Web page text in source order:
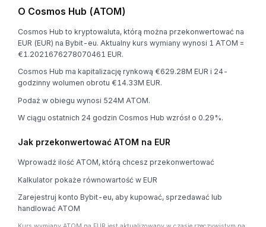
O Cosmos Hub (ATOM)
Cosmos Hub to kryptowaluta, którą można przekonwertować na
EUR (EUR) na Bybit-eu. Aktualny kurs wymiany wynosi 1 ATOM =
€1.2021676278070461 EUR.
Cosmos Hub ma kapitalizację rynkową €629.28M EUR i 24-
godzinny wolumen obrotu €14.33M EUR.
Podaż w obiegu wynosi 524M ATOM.
W ciągu ostatnich 24 godzin Cosmos Hub wzrósł o 0.29%.
Jak przekonwertować ATOM na EUR
Wprowadź ilość ATOM, którą chcesz przekonwertować
Kalkulator pokaże równowartość w EUR
Zarejestruj konto Bybit-eu, aby kupować, sprzedawać lub
handlować ATOM